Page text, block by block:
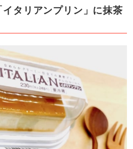
タリアンプリン」に抹茶